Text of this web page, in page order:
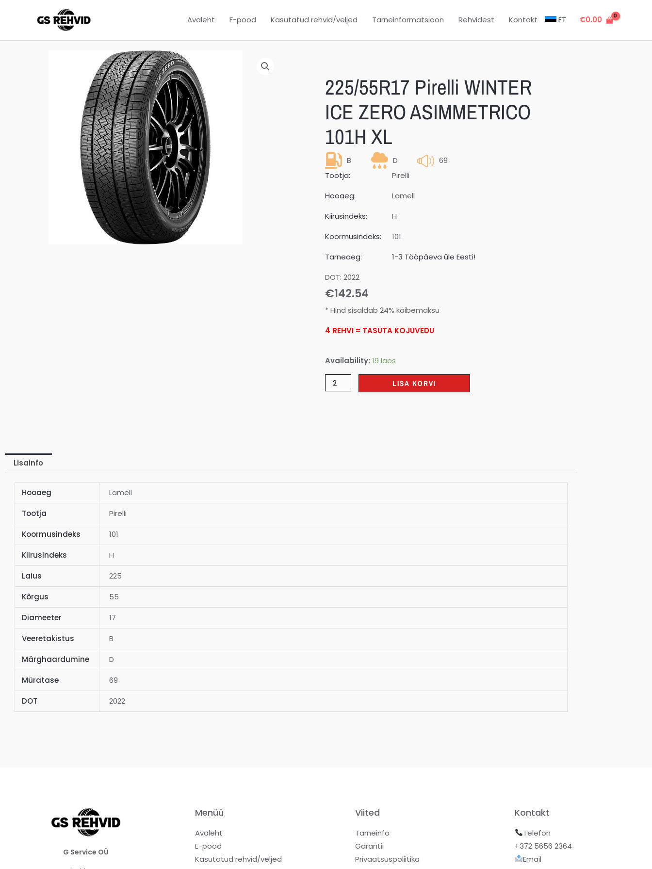
Avaleht E-pood Kasutatud rehvid/veljed Tarneinformatsioon Rehvidest Kontakt ET €0.00
225/55R17 Pirelli WINTER
ICE ZERO ASIMMETRICO
101H XL
B D
69
Tootja:
Pirelli
Hooaeg:
Lamell
Kiirusindeks:
H
Koormusindeks:
101
Tarneaeg:
1-3 Tööpäeva üle Eesti!
DOT: 2022
€142.54
* Hind sisaldab 24% käibemaksu
4 REHVI = TASUTA KOJUVEDU
Availability: 19 laos
LISA KORVI
Lisainfo
Hooaeg Lamell
Tootja Pirelli
Koormusindeks 101
Kiirusindeks H
Laius 225
Kõrgus 55
Diameeter 17
Veeretakistus B
Märghaardumine D
Müratase 69
DOT 2022
G Service OÜ
Menüü
Avaleht
E-pood
Kasutatud rehvid/veljed
Viited
Tarneinfo
Garantii
Privaatsuspoliitika
Kontakt
Telefon
+372 5656 2364
Email